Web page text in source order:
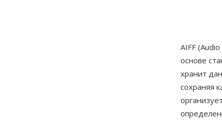
AIFF
основе
хранит
сохраняя